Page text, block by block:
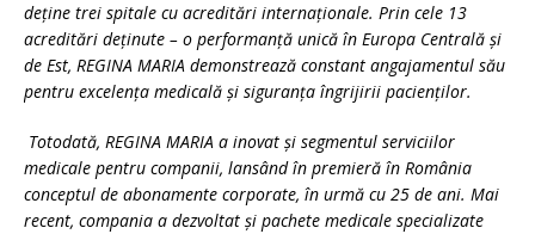
deține trei spitale cu acreditări internaționale. Prin cele 13
acreditări deținute – o performanță unică în Europa Centrală și
de Est, REGINA MARIA demonstrează constant angajamentul său
pentru excelența medicală și siguranța îngrijirii pacienților.
Totodată, REGINA MARIA a inovat și segmentul serviciilor
medicale pentru companii, lansând în premieră în România
conceptul de abonamente corporate, în urmă cu 25 de ani. Mai
recent, compania a dezvoltat și pachete medicale specializate